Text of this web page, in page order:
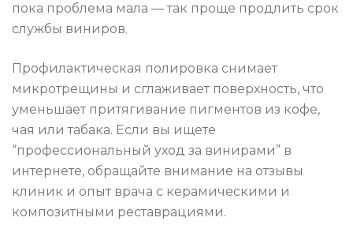
пока проблема мала — так проще продлить срок
службы виниров.
Профилактическая полировка снимает
микротрещины и сглаживает поверхность, что
уменьшает притягивание пигментов из кофе,
чая или табака. Если вы ищете
“профессиональный уход за винирами” в
интернете, обращайте внимание на отзывы
клиник и опыт врача с керамическими и
композитными реставрациями.